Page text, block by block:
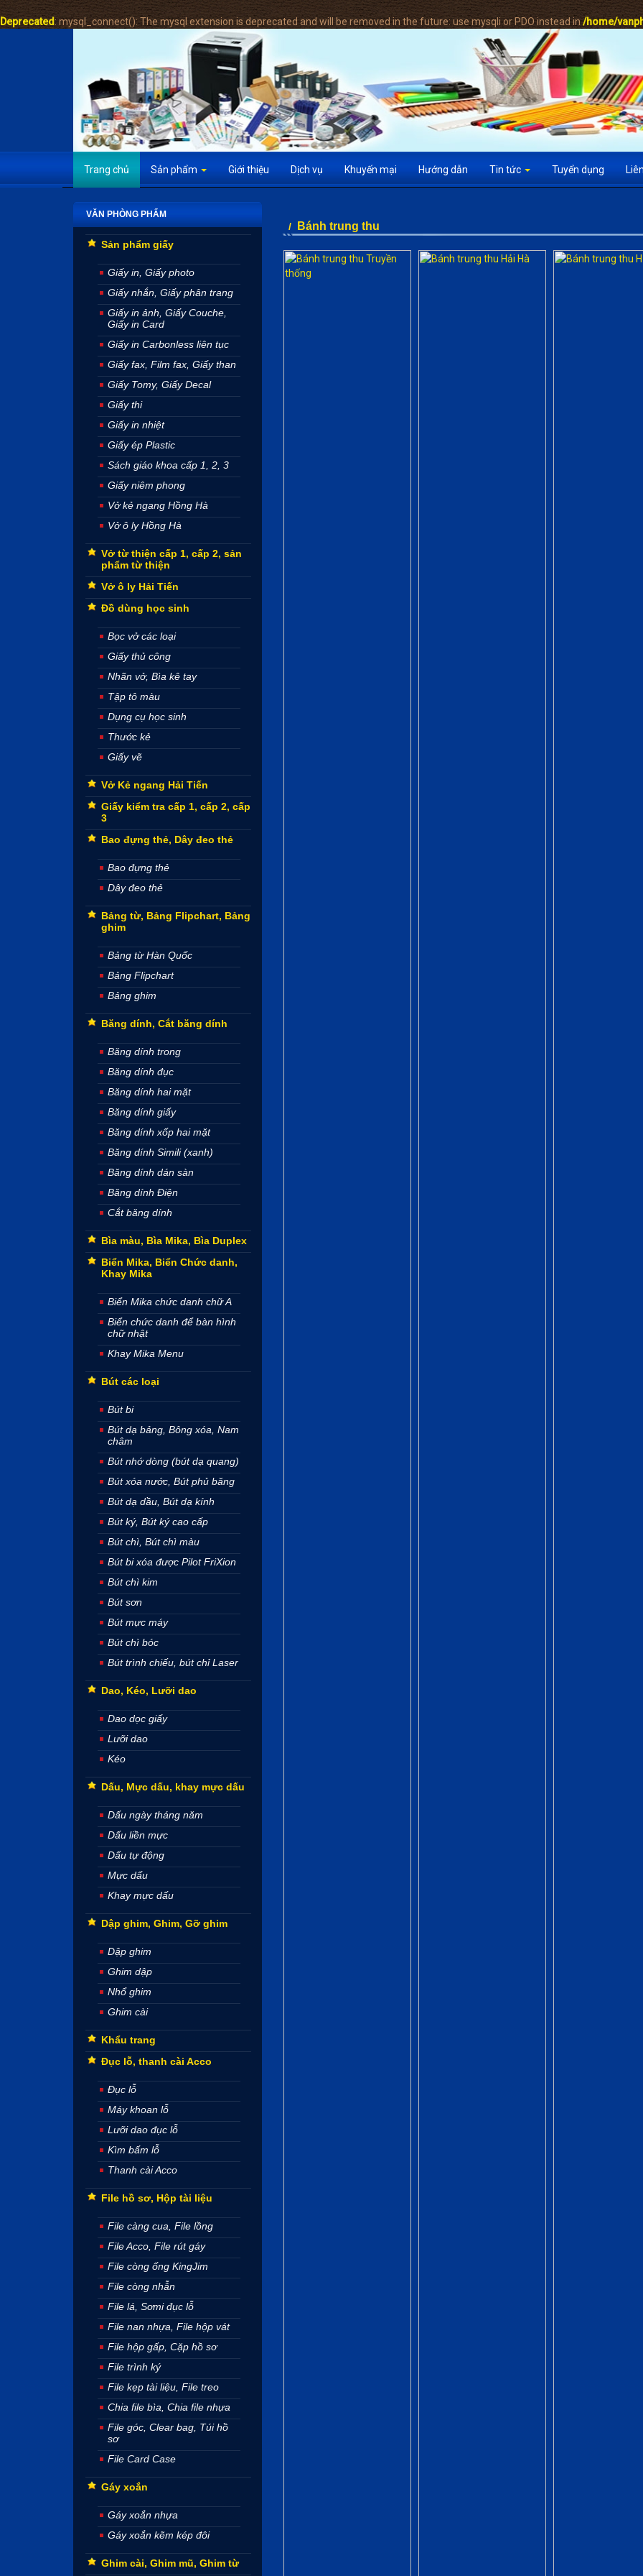
Deprecated: mysql_connect(): The mysql extension is deprecated and will be removed in the future: use mysqli or PDO instead in/home/
Trang chủ Sản phẩm Giới thiệu Dịch vụ Khuyến mại Hướng dẫn Tin tức Tuyển dụng
VĂN PHÒNG PHẨM
Sản phẩm giấy
Giấy in, Giấy photo
Giấy nhắn, Giấy phân trang
Giấy in ảnh, Giấy Couche,
Giấy in Card
Giấy in Carbonless liên tục
Giấy fax, Film fax, Giấy than
Giấy Tomy, Giấy Decal
Giấy thi
Giấy in nhiệt
Giấy ép Plastic
Sách giáo khoa cấp 1, 2, 3
Giấy niêm phong
Vở kẻ ngang Hồng Hà
Vở ô ly Hồng Hà
Vở từ thiện cấp 1, cấp 2, sản
phẩm từ thiện
Vở ô ly Hải Tiến
Đồ dùng học sinh
Bọc vở các loại
Giấy thủ công
Nhãn vở, Bìa kê tay
Tập tô màu
Dụng cụ học sinh
Thước kẻ
Giấy vẽ
Vở Kẻ ngang Hải Tiến
Giấy kiểm tra cấp 1, cấp 2, cấp
3
Bao đựng thẻ, Dây đeo thẻ
Bao đựng thẻ
Dây đeo thẻ
Bảng từ, Bảng Flipchart, Bảng
ghim
Bảng từ Hàn Quốc
Bảng Flipchart
Bảng ghim
Băng dính, Cắt băng dính
Băng dính trong
Băng dính đục
Băng dính hai mặt
Băng dính giấy
Băng dính xốp hai mặt
Băng dính Simili (xanh)
Băng dính dán sàn
Băng dính Điện
Cắt băng dính
Bìa màu, Bìa Mika, Bìa Duplex
Biển Mika, Biển Chức danh,
Khay Mika
Biển Mika chức danh chữ A
Biển chức danh để bàn hình
chữ nhật
Khay Mika Menu
Bút các loại
Bút bi
Bút dạ bảng, Bông xóa, Nam
châm
Bút nhớ dòng (bút dạ quang)
Bút xóa nước, Bút phủ băng
Bút dạ dầu, Bút dạ kính
Bút ký, Bút ký cao cấp
Bút chì, Bút chì màu
Bút bi xóa được Pilot FriXion
Bút chì kim
Bút sơn
Bút mực máy
Bút chì bóc
Bút trình chiếu, bút chỉ Laser
Dao, Kéo, Lưỡi dao
Dao dọc giấy
Lưỡi dao
Kéo
Dấu, Mực dấu, khay mực dấu
Dấu ngày tháng năm
Dấu liền mực
Dấu tự động
Mực dấu
Khay mực dấu
Dập ghim, Ghim, Gỡ ghim
Dập ghim
Ghim dập
Nhổ ghim
Ghim cài
Khẩu trang
Đục lỗ, thanh cài Acco
Đục lỗ
Máy khoan lỗ
Lưỡi dao đục lỗ
Kìm bấm lỗ
Thanh cài Acco
File hồ sơ, Hộp tài liệu
File càng cua, File lồng
File Acco, File rút gáy
File còng ống KingJim
File còng nhẫn
File lá, Sơmi đục lỗ
File nan nhựa, File hộp vát
File hộp gấp, Cặp hồ sơ
File trình ký
File kẹp tài liệu, File treo
Chia file bìa, Chia file nhựa
File góc, Clear bag, Túi hồ
sơ
File Card Case
Gáy xoắn
Gáy xoắn nhựa
Gáy xoắn kẽm kép đôi
Ghim cài, Ghim mũ, Ghim từ
/ Bánh trung thu